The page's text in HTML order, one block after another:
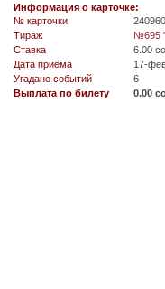
Информация о карточке:
№ карточки
240960
Tираж
№695
Ставка
6.00
Дата приёма
17-
Угадано событий
6
Выплата по билету
0.00